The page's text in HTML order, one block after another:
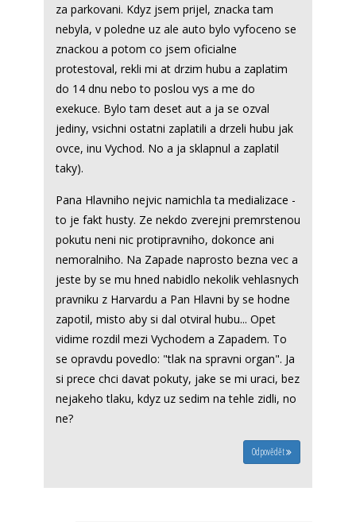
za parkovani. Kdyz jsem prijel, znacka tam
nebyla, v poledne uz ale auto bylo vyfoceno se
znackou a potom co jsem oficialne
protestoval, rekli mi at drzim hubu a zaplatim
do 14 dnu nebo to poslou vys a me do
exekuce. Bylo tam deset aut a ja se ozval
jediny, vsichni ostatni zaplatili a drzeli hubu jak
ovce, inu Vychod. No a ja sklapnul a zaplatil
taky).
Pana Hlavniho nejvic namichla ta medializace -
to je fakt husty. Ze nekdo zverejni premrstenou
pokutu neni nic protipravniho, dokonce ani
nemoralniho. Na Zapade naprosto bezna vec a
jeste by se mu hned nabidlo nekolik vehlasnych
pravniku z Harvardu a Pan Hlavni by se hodne
zapotil, misto aby si dal otviral hubu... Opet
vidime rozdil mezi Vychodem a Zapadem. To
se opravdu povedlo: "tlak na spravni organ". Ja
si prece chci davat pokuty, jake se mi uraci, bez
nejakeho tlaku, kdyz uz sedim na tehle zidli, no
ne?
Odpovědět